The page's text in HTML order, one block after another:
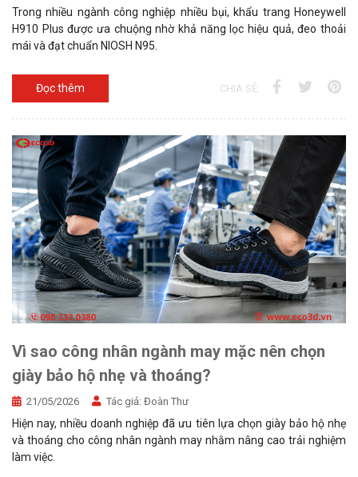
Trong nhiều ngành công nghiệp nhiều bụi, khẩu trang Honeywell
H910 Plus được ưa chuộng nhờ khả năng lọc hiệu quả, đeo thoải
mái và đạt chuẩn NIOSH N95.
Đọc thêm CHIA SẺ:
Vì sao công nhân ngành may mặc nên chọn
giày bảo hộ nhẹ và thoáng?
21/05/2026 Tác giả: Đoàn Thư
Hiện nay, nhiều doanh nghiệp đã ưu tiên lựa chọn giày bảo hộ nhẹ
và thoáng cho công nhân ngành may nhằm nâng cao trải nghiệm
làm việc.